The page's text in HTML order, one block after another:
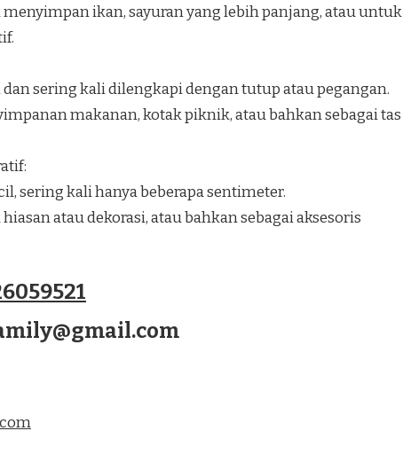
ikan, sayuran yang lebih panjang, atau untuk
sering kali dilengkapi dengan tutup atau pegangan.
makanan, kotak piknik, atau bahkan sebagai tas
sering kali hanya beberapa sentimeter.
atau dekorasi, atau bahkan sebagai aksesoris